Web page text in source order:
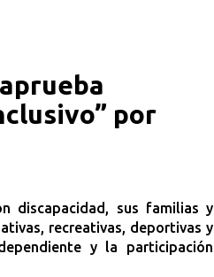
por
discapacidad, sus familias y
recreativas, deportivas y
y la participación